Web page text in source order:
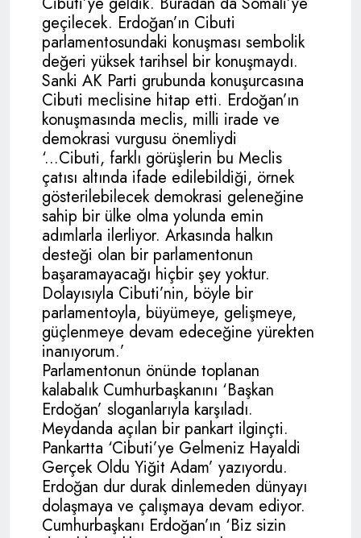
geçilecek. Erdoğan’ın Cibuti
parlamentosundaki konuşması sembolik
değeri yüksek tarihsel bir konuşmaydı.
Sanki AK Parti grubunda konuşurcasına
Cibuti meclisine hitap etti. Erdoğan’ın
konuşmasında meclis, milli irade ve
demokrasi vurgusu önemliydi
‘...Cibuti, farklı görüşlerin bu Meclis
çatısı altında ifade edilebildiği, örnek
gösterilebilecek demokrasi geleneğine
sahip bir ülke olma yolunda emin
adımlarla ilerliyor. Arkasında halkın
desteği olan bir parlamentonun
başaramayacağı hiçbir şey yoktur.
Dolayısıyla Cibuti’nin, böyle bir
parlamentoyla, büyümeye, gelişmeye,
güçlenmeye devam edeceğine yürekten
inanıyorum.’
Parlamentonun önünde toplanan
kalabalık Cumhurbaşkanını ‘Başkan
Erdoğan’ sloganlarıyla karşıladı.
Meydanda açılan bir pankart ilginçti.
Pankartta ‘Cibuti’ye Gelmeniz Hayaldi
Gerçek Oldu Yiğit Adam’ yazıyordu.
Erdoğan dur durak dinlemeden dünyayı
dolaşmaya ve çalışmaya devam ediyor.
Cumhurbaşkanı Erdoğan’ın ‘Biz sizin